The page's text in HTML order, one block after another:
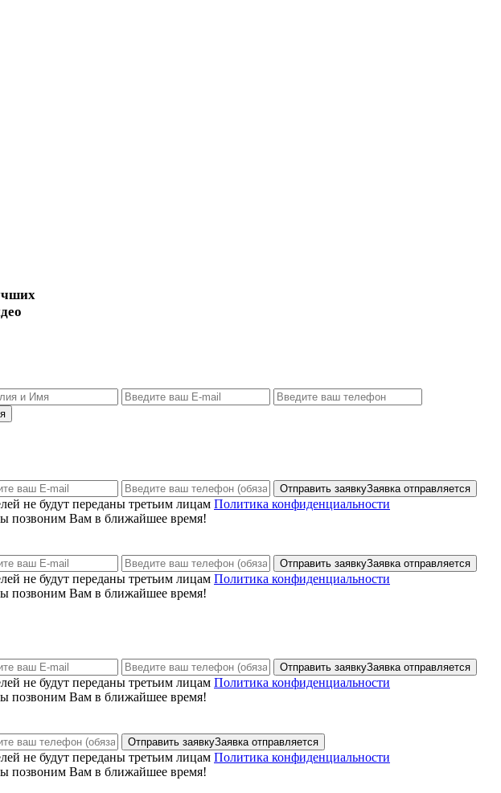
Отправить заявкуЗаявка отправляется
не будут переданы третьим лицам Политика конфиденциальности
позвоним Вам в ближайшее время!
Отправить заявкуЗаявка отправляется
не будут переданы третьим лицам Политика конфиденциальности
позвоним Вам в ближайшее время!
Отправить заявкуЗаявка отправляется
не будут переданы третьим лицам Политика конфиденциальности
позвоним Вам в ближайшее время!
Отправить заявкуЗаявка отправляется
не будут переданы третьим лицам Политика конфиденциальности
позвоним Вам в ближайшее время!